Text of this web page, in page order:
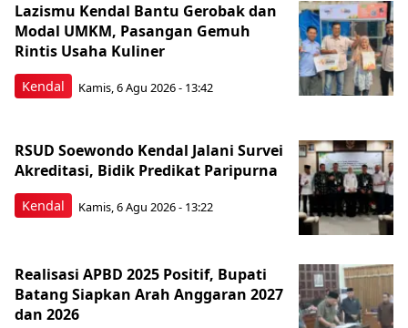
Kendal
Lazismu Kendal Bantu Gerobak dan
Modal UMKM, Pasangan Gemuh
Rintis Usaha Kuliner
Kamis, 6 Agu 2026 - 13:42
Kendal
RSUD Soewondo Kendal Jalani Survei
Akreditasi, Bidik Predikat Paripurna
Kamis, 6 Agu 2026 - 13:22
Realisasi APBD 2025 Positif, Bupati
Batang Siapkan Arah Anggaran 2027
dan 2026